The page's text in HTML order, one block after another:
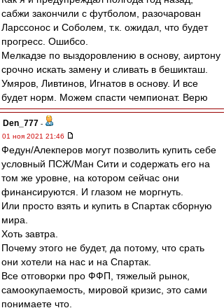
сабжи закончили с футболом, разочарован
Ларссонос и Соболем, т.к. ожидал, что будет
прогресс. Ошибсо.
Мелкадзе по выздоровлению в основу, аиртону
срочно искать замену и сливать в бешикташ.
Умяров, Ливтинов, Игнатов в основу. И все
будет норм. Можем спасти чемпионат. Верю
Den_777 -
01 ноя 2021 21:46
Федун/Алекперов могут позволить купить себе
условный ПСЖ/Ман Сити и содержать его на
том же уровне, на котором сейчас они
финансируются. И глазом не моргнуть.
Или просто взять и купить в Спартак сборную
мира.
Хоть завтра.
Почему этого не будет, да потому, что срать
они хотели на нас и на Спартак.
Все отговорки про ФФП, тяжелый рынок,
самоокупаемость, мировой кризис, это сами
понимаете что.